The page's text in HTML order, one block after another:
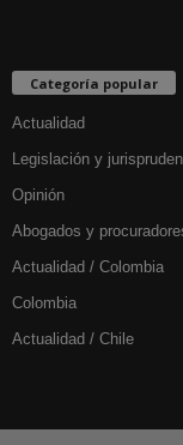
Categoría popular
Actualidad
Legislación y
Opinión
Abogados y
Actualidad / Colombia
Colombia
Actualidad / Chile